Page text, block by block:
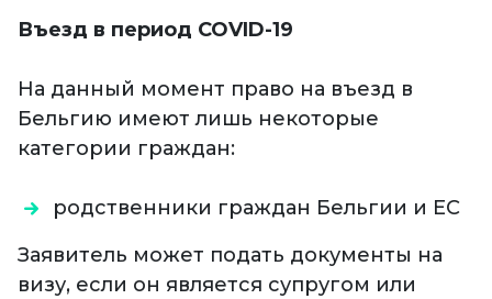
Въезд в период COVID-19
На данный момент право на въезд в
Бельгию имеют лишь некоторые
категории граждан:
родственники граждан Бельгии и ЕС
Заявитель может подать документы на
визу, если он является супругом или